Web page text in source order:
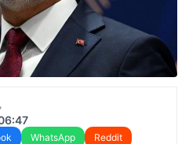
WhatsApp
Reddit